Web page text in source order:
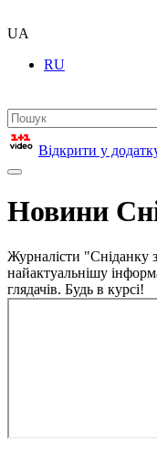
UA
RU
Відкрити у
Новини
Журналісти "Сніданку
найактуальнішу
глядачів. Будь в курсі!